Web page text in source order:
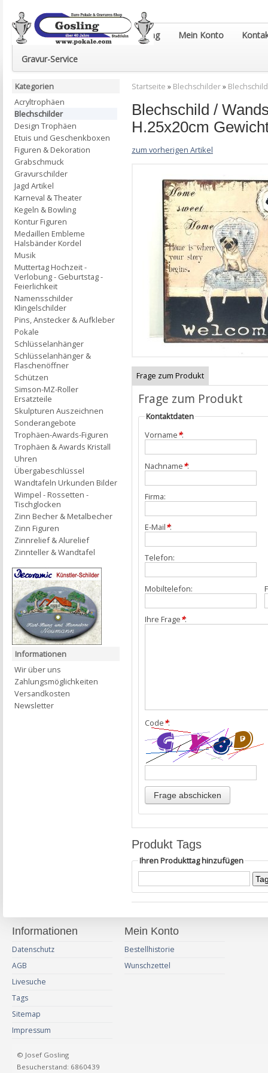
Euro-Pokale & Gravur-Shop Gosling Mein Konto
Gravur-Service
Startseite » Blechschilder»
Blechschild /
H.25x20cm
zum vorherigen Artikel
Frage zum Produkt
Frage zum Produkt
Kontaktdaten
Vorname*:
Nachname*:
Firma:
E-Mail*:
Telefon:
Mobiltelefon:
Ihre Frage*:
Code*:
Produkt Tags
Ihren Produkttag hinzufügen
Kategorien
Acryltrophäen
Blechschilder
Design Trophäen
Etuis und Geschenkboxen
Figuren & Dekoration
Grabschmuck
Gravurschilder
Jagd Artikel
Karneval & Theater
Kegeln & Bowling
Kontur Figuren
Medaillen Embleme
Halsbänder Kordel
Musik
Muttertag Hochzeit -
Verlobung - Geburtstag -
Feierlichkeit
Namensschilder
Klingelschilder
Pins, Anstecker & Aufkleber
Pokale
Schlüsselanhänger
Schlüsselanhänger &
Flaschenöffner
Schützen
Simson-MZ-Roller
Ersatzteile
Skulpturen Auszeichnen
Sonderangebote
Trophäen-Awards-Figuren
Trophäen & Awards Kristall
Uhren
Übergabeschlüssel
Wandtafeln Urkunden Bilder
Wimpel - Rossetten -
Tischglocken
Zinn Becher & Metalbecher
Zinn Figuren
Zinnrelief & Alurelief
Zinnteller & Wandtafel
Informationen
Wir über uns
Zahlungsmöglichkeiten
Versandkosten
Newsletter
Informationen
Datenschutz
AGB
Livesuche
Tags
Sitemap
Impressum
Mein Konto
Bestellhistorie
Wunschzettel
© Josef Gosling
Besucherstand: 6860439